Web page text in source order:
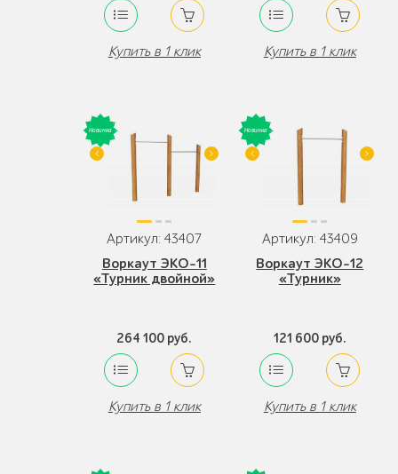
Купить в 1 клик Купить в 1 клик
Артикул: 43407
Воркаут ЭКО-11
«Турник двойной»
264 100 руб.
Купить в 1 клик
Артикул: 43409
Воркаут ЭКО-12
«Турник»
121 600 руб.
Купить в 1 клик